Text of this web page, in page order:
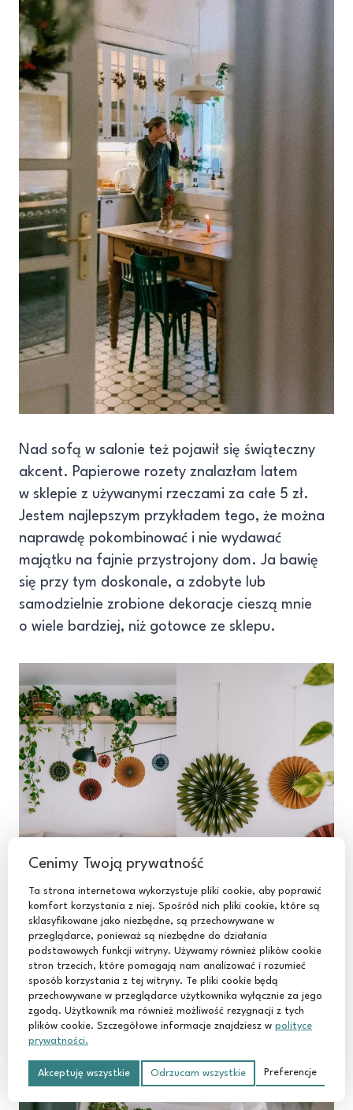
Nad sofą w salonie też pojawił się świąteczny
akcent. Papierowe rozety znalazłam latem
w sklepie z używanymi rzeczami za całe 5 zł.
Jestem najlepszym przykładem tego, że można
naprawdę pokombinować i nie wydawać
majątku na fajnie przystrojony dom. Ja bawię
się przy tym doskonale, a zdobyte lub
samodzielnie zrobione dekoracje cieszą mnie
o wiele bardziej, niż gotowce ze sklepu.
Cenimy Twoją prywatność
Ta strona internetowa wykorzystuje pliki cookie, aby poprawić
komfort korzystania z niej. Spośród nich pliki cookie, które są
sklasyfikowane jako niezbędne, są przechowywane w
przeglądarce, ponieważ są niezbędne do działania
podstawowych funkcji witryny. Używamy również plików cookie
stron trzecich, które pomagają nam analizować i rozumieć
sposób korzystania z tej witryny. Te pliki cookie będą
przechowywane w przeglądarce użytkownika wyłącznie za jego
zgodą. Użytkownik ma również możliwość rezygnacji z tych
plików cookie. Szczegółowe informacje znajdziesz w polityce
prywatności.
Akceptuję wszystkie Odrzucam wszystkie Preferencje